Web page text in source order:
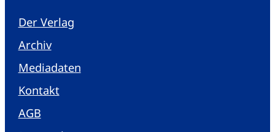
Der Verlag
Archiv
Mediadaten
Kontakt
AGB